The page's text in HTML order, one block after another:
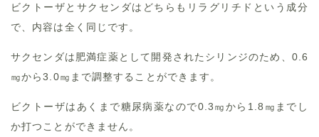
ビクトーザとサクセンダはどちらもリラグリチドという成分
で、内容は全く同じです。
サクセンダは肥満症薬として開発されたシリンジのため、0.6
㎎から3.0㎎まで調整することができます。
ビクトーザはあくまで糖尿病薬なので0.3㎎から1.8㎎までし
か打つことができません。